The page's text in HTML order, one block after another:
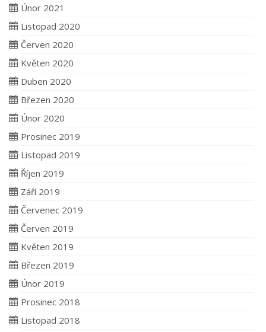
Únor 2021
Listopad 2020
Červen 2020
Květen 2020
Duben 2020
Březen 2020
Únor 2020
Prosinec 2019
Listopad 2019
Říjen 2019
Září 2019
Červenec 2019
Červen 2019
Květen 2019
Březen 2019
Únor 2019
Prosinec 2018
Listopad 2018